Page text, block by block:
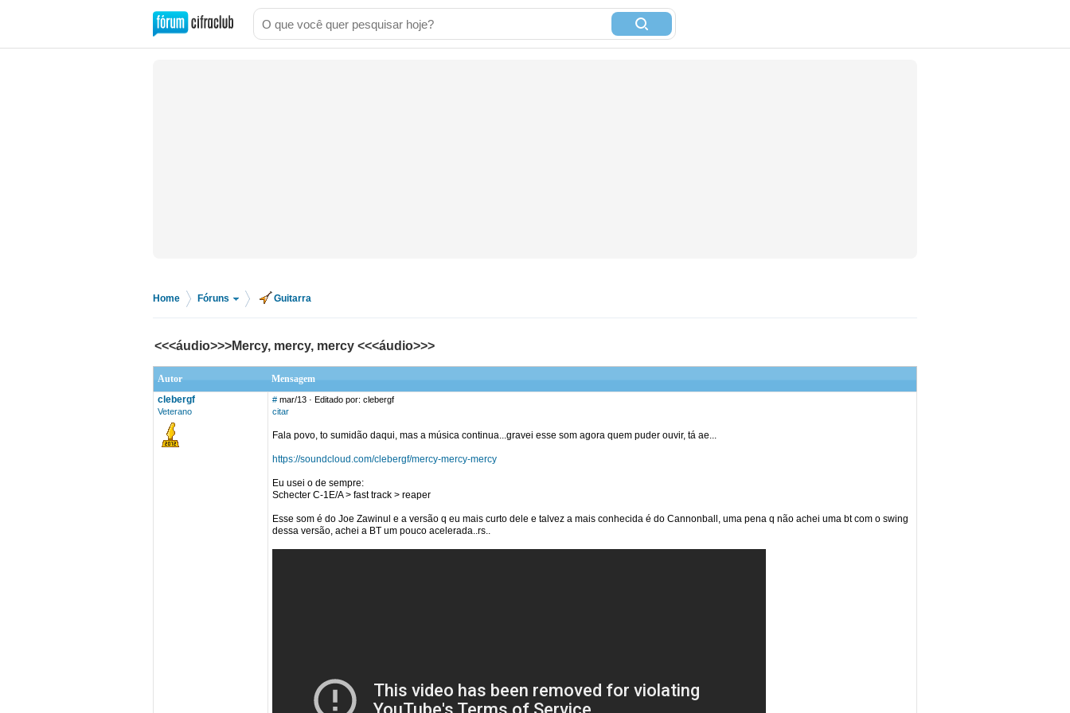
Home Fóruns Guitarra
<<<áudio>>>Mercy, mercy, mercy <<<áudio>>>
Autor
Mensagem
clebergf
Veterano
# mar/13 · Editado por: clebergf
citar
Fala povo, to sumidão daqui, mas a música continua...gravei esse som agora quem puder ouvir, tá ae...
https://soundcloud.com/clebergf/mercy-mercy-mercy
Eu usei o de sempre:
Schecter C-1E/A > fast track > reaper
Esse som é do Joe Zawinul e a versão q eu mais curto dele e talvez a mais conhecida é do Cannonball, uma pena q não achei uma bt com o swing
dessa versão, achei a BT um pouco acelerada..rs..